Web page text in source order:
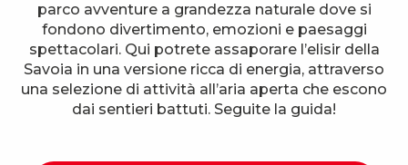
parco avventure a grandezza naturale dove si
fondono divertimento, emozioni e paesaggi
spettacolari. Qui potrete assaporare l’elisir della
Savoia in una versione ricca di energia, attraverso
una selezione di attività all’aria aperta che escono
dai sentieri battuti. Seguite la guida!